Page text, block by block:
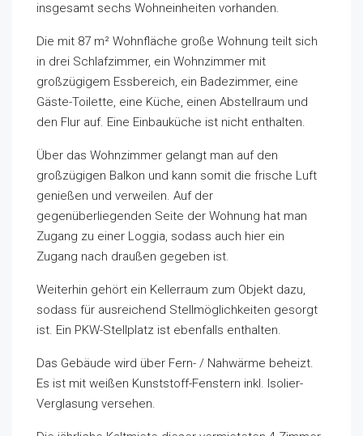
insgesamt sechs Wohneinheiten vorhanden.
Die mit 87 m² Wohnfläche große Wohnung teilt sich
in drei Schlafzimmer, ein Wohnzimmer mit
großzügigem Essbereich, ein Badezimmer, eine
Gäste-Toilette, eine Küche, einen Abstellraum und
den Flur auf. Eine Einbauküche ist nicht enthalten.
Über das Wohnzimmer gelangt man auf den
großzügigen Balkon und kann somit die frische Luft
genießen und verweilen. Auf der
gegenüberliegenden Seite der Wohnung hat man
Zugang zu einer Loggia, sodass auch hier ein
Zugang nach draußen gegeben ist.
Weiterhin gehört ein Kellerraum zum Objekt dazu,
sodass für ausreichend Stellmöglichkeiten gesorgt
ist. Ein PKW-Stellplatz ist ebenfalls enthalten.
Das Gebäude wird über Fern- / Nahwärme beheizt.
Es ist mit weißen Kunststoff-Fenstern inkl. Isolier-
Verglasung versehen.